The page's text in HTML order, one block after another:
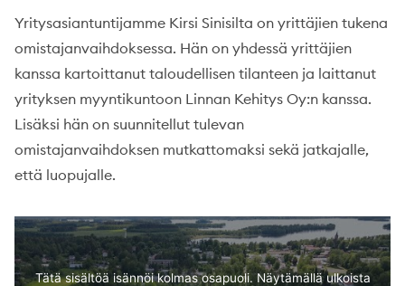
Yritysasiantuntijamme Kirsi Sinisilta on yrittäjien tukena
omistajanvaihdoksessa. Hän on yhdessä yrittäjien
kanssa kartoittanut taloudellisen tilanteen ja laittanut
yrityksen myyntikuntoon Linnan Kehitys Oy:n kanssa.
Lisäksi hän on suunnitellut tulevan
omistajanvaihdoksen mutkattomaksi sekä jatkajalle,
että luopujalle.
Tätä sisältöä isännöi kolmas osapuoli. Näytämällä ulkoista